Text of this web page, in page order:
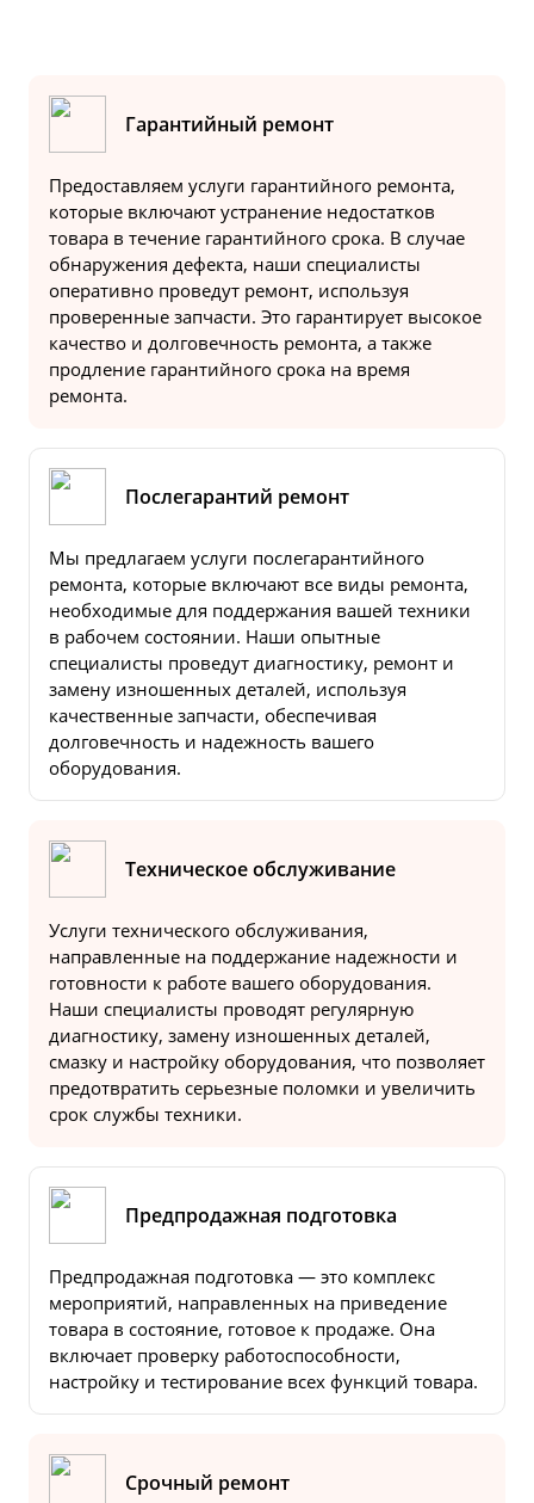
Гарантийный ремонт
Предоставляем услуги гарантийного ремонта,
которые включают устранение недостатков
товара в течение гарантийного срока. В случае
обнаружения дефекта, наши специалисты
оперативно проведут ремонт, используя
проверенные запчасти. Это гарантирует высокое
качество и долговечность ремонта, а также
продление гарантийного срока на время
ремонта.
Послегарантий ремонт
Мы предлагаем услуги послегарантийного
ремонта, которые включают все виды ремонта,
необходимые для поддержания вашей техники
в рабочем состоянии. Наши опытные
специалисты проведут диагностику, ремонт и
замену изношенных деталей, используя
качественные запчасти, обеспечивая
долговечность и надежность вашего
оборудования.
Техническое обслуживание
Услуги технического обслуживания,
направленные на поддержание надежности и
готовности к работе вашего оборудования.
Наши специалисты проводят регулярную
диагностику, замену изношенных деталей,
смазку и настройку оборудования, что позволяет
предотвратить серьезные поломки и увеличить
срок службы техники.
Предпродажная подготовка
Предпродажная подготовка — это комплекс
мероприятий, направленных на приведение
товара в состояние, готовое к продаже. Она
включает проверку работоспособности,
настройку и тестирование всех функций товара.
Срочный ремонт